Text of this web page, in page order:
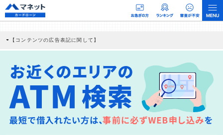
【コンテンツの広告表記に関して】
社に対して企業から紹介報酬が支払われるという収益モデルです。 ただし、特定の
商品を根拠なくPRするものではなく、当編集部の調査／ユーザーへの口コミ収集な
どに基づき、公平性を担保した情報提供を行っています。
>提携企業一覧